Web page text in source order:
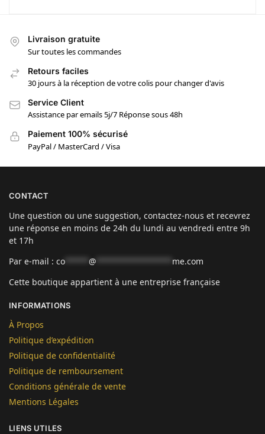
Livraison gratuite
Sur toutes les commandes
Retours faciles
30 jours à la réception de votre colis pour changer d'avis
Service Client
Assistance par emails 5j/7 Réponse sous 48h
Paiement 100% sécurisé
PayPal / MasterCard / Visa
CONTACT
Une question ou une suggestion, contactez-nous et recevrez
une réponse en moins de 24h du lundi au vendredi entre 9h
et 17h
Par e-mail : co @
me.com
Cette boutique appartient à une entreprise française
INFORMATIONS
À Propos
Politique d’expédition
Politique de confidentialité
Politique de remboursement
Conditions générale de vente
Mentions Légales
LIENS UTILES